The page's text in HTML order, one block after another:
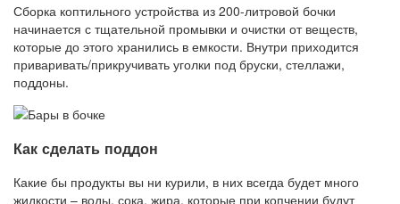
Сборка коптильного устройства из 200-литровой бочки
начинается с тщательной промывки и очистки от веществ,
которые до этого хранились в емкости. Внутри приходится
приваривать/прикручивать уголки под бруски, стеллажи,
поддоны.
Как сделать поддон
Какие бы продукты вы ни курили, в них всегда будет много
жидкости – воды, сока, жира, которые при копчении будут